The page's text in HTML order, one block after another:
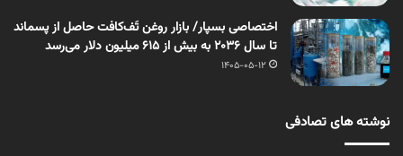
اختصاصی بسپار/ بازار روغن تَف‌کافت حاصل از پسماند
تا سال ۲۰۳۶ به بیش از ۶۱۵ میلیون دلار می‌رسد
1405-05-12
نوشته های تصادفی